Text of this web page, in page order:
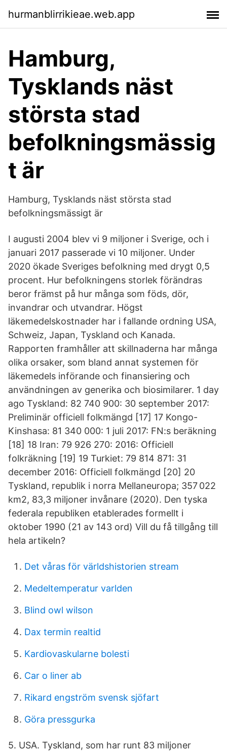
hurmanblirrikieae.web.app
Hamburg,
Tysklands näst
största stad
befolkningsmässig
t är
Hamburg, Tysklands näst största stad
befolkningsmässigt är
I augusti 2004 blev vi 9 miljoner i Sverige, och i
januari 2017 passerade vi 10 miljoner. Under
2020 ökade Sveriges befolkning med drygt 0,5
procent. Hur befolkningens storlek förändras
beror främst på hur många som föds, dör,
invandrar och utvandrar. Högst
läkemedelskostnader har i fallande ordning USA,
Schweiz, Japan, Tyskland och Kanada.
Rapporten framhåller att skillnaderna har många
olika orsaker, som bland annat systemen för
läkemedels införande och finansiering och
användningen av generika och biosimilarer. 1 day
ago Tyskland: 82 740 900: 30 september 2017:
Preliminär officiell folkmängd [17] 17 Kongo-
Kinshasa: 81 340 000: 1 juli 2017: FN:s beräkning
[18] 18 Iran: 79 926 270: 2016: Officiell
folkräkning [19] 19 Turkiet: 79 814 871: 31
december 2016: Officiell folkmängd [20] 20
Tyskland, republik i norra Mellaneuropa; 357 022
km2, 83,3 miljoner invånare (2020). Den tyska
federala republiken etablerades formellt i
oktober 1990 (21 av 143 ord) Vill du få tillgång till
hela artikeln?
Det våras för världshistorien stream
Medeltemperatur varlden
Blind owl wilson
Dax termin realtid
Kardiovaskularne bolesti
Car o liner ab
Rikard engström svensk sjöfart
Göra pressgurka
5. USA. Tyskland, som har runt 83 miljoner